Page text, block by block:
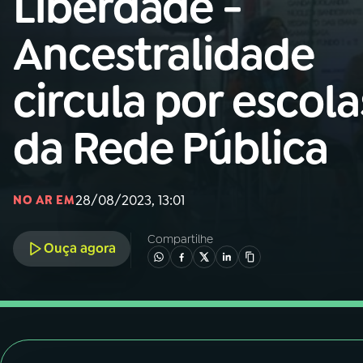
01INÍCIO
02A RÁDIO
03 PROGRAMAÇÃO
04PROGRAMAS
PODCASTS
Ancestralidade
circula por
da Rede Pública
NO AR EM28/08/2023, 13:01
Ouça agora
Compartilhe